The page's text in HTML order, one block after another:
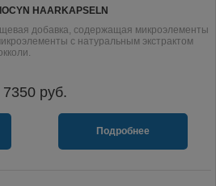
HAARKAPSELN
добавка, содержащая микроэлементы
с натуральным экстрактом
7350руб.
Подробнее